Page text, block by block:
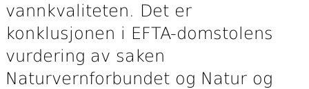
vannkvaliteten. Det er
konklusjonen i EFTA-domstolens
vurdering av saken
Naturvernforbundet og Natur og